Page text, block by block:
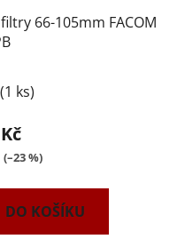
66-105mm FACOM
(1 ks)
(–23 %)
DO KOŠÍKU